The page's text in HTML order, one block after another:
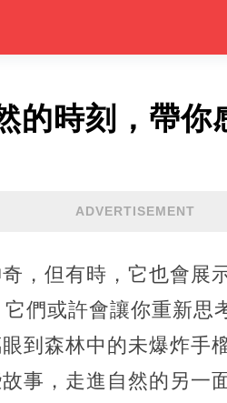
的時刻，帶你
ADVERTISEMENT
，但有時，它也會展
們或許會讓你重新思
到森林中的未爆炸手
事，走進自然的另一